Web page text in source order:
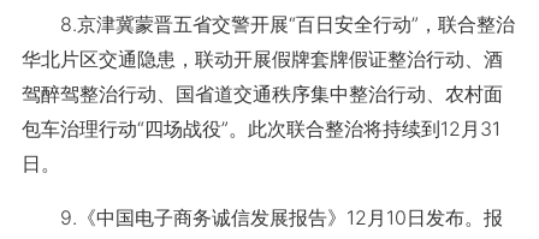
8.京津冀蒙晋五省交警开展“百日安全行动”，联合整治
华北片区交通隐患，联动开展假牌套牌假证整治行动、酒
驾醉驾整治行动、国省道交通秩序集中整治行动、农村面
包车治理行动“四场战役”。此次联合整治将持续到12月31
日。
9.《中国电子商务诚信发展报告》12月10日发布。报